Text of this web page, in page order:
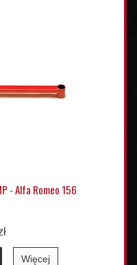
- Alfa Romeo 156
Więcej